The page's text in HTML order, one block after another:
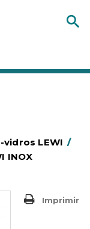
vidros LEWI /
INOX
Imprimir